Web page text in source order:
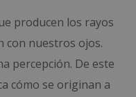
producen los rayos
con nuestros ojos.
percepción. De este
cómo se originan a